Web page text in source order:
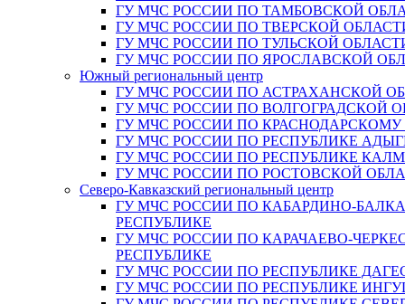
ГУ МЧС РОССИИ ПО ТАМБОВСКОЙ
ГУ МЧС РОССИИ ПО ТВЕРСКОЙ
ГУ МЧС РОССИИ ПО ТУЛЬСКОЙ
ГУ МЧС РОССИИ ПО ЯРОСЛАВСКОЙ
Южный региональный центр
ГУ МЧС РОССИИ ПО АСТРАХАНСКОЙ
ГУ МЧС РОССИИ ПО ВОЛГОГРАДСКОЙ
ГУ МЧС РОССИИ ПО
ГУ МЧС РОССИИ ПО РЕСПУБЛИКЕ
ГУ МЧС РОССИИ ПО РЕСПУБЛИКЕ
ГУ МЧС РОССИИ ПО РОСТОВСКОЙ
Северо-Кавказский региональный центр
ГУ МЧС РОССИИ ПО КАБАРДИНО-
РЕСПУБЛИКЕ
ГУ МЧС РОССИИ ПО КАРАЧАЕВО-
РЕСПУБЛИКЕ
ГУ МЧС РОССИИ ПО РЕСПУБЛИКЕ
ГУ МЧС РОССИИ ПО РЕСПУБЛИКЕ